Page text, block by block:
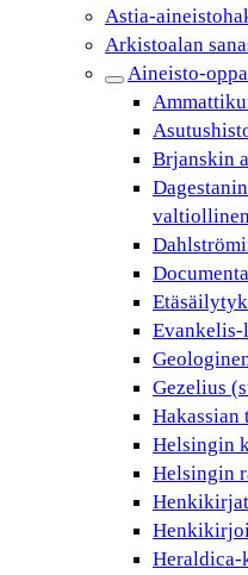
Astia-
Arkistoalan
Aineisto-
Brjanskin
Evankelis-
Gezelius
Helsingin
Helsingin
Henkikirjat
Heraldica-